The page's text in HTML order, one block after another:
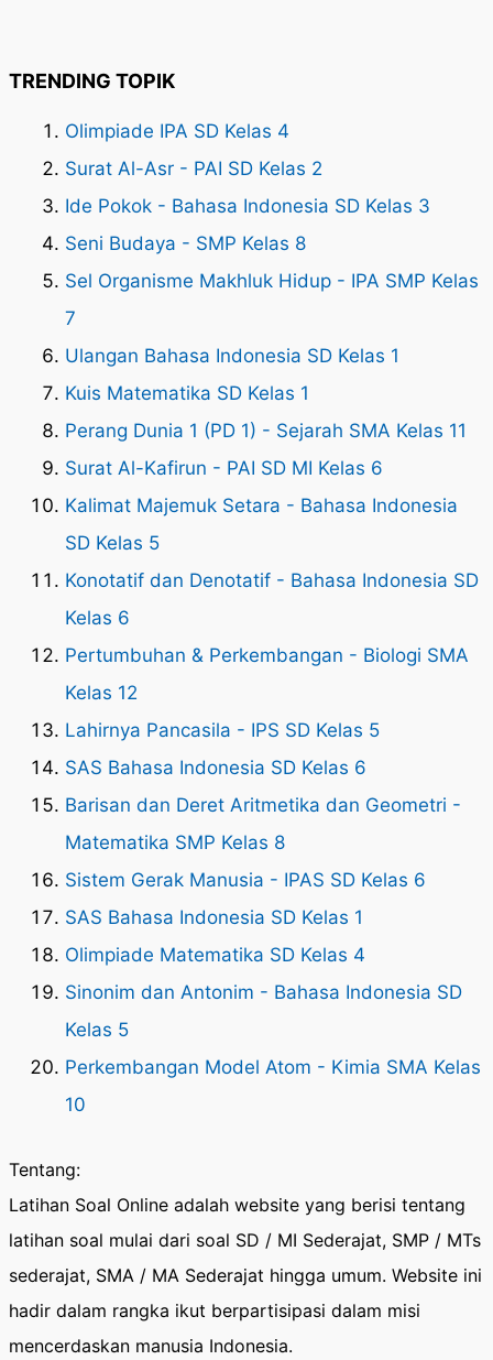
TRENDING TOPIK
Olimpiade IPA SD Kelas 4
Surat Al-Asr - PAI SD Kelas 2
Ide Pokok - Bahasa Indonesia SD Kelas 3
Seni Budaya - SMP Kelas 8
Sel Organisme Makhluk Hidup - IPA SMP Kelas
7
Ulangan Bahasa Indonesia SD Kelas 1
Kuis Matematika SD Kelas 1
Perang Dunia 1 (PD 1) - Sejarah SMA Kelas 11
Surat Al-Kafirun - PAI SD MI Kelas 6
Kalimat Majemuk Setara - Bahasa Indonesia
SD Kelas 5
Konotatif dan Denotatif - Bahasa Indonesia SD
Kelas 6
Pertumbuhan & Perkembangan - Biologi SMA
Kelas 12
Lahirnya Pancasila - IPS SD Kelas 5
SAS Bahasa Indonesia SD Kelas 6
Barisan dan Deret Aritmetika dan Geometri -
Matematika SMP Kelas 8
Sistem Gerak Manusia - IPAS SD Kelas 6
SAS Bahasa Indonesia SD Kelas 1
Olimpiade Matematika SD Kelas 4
Sinonim dan Antonim - Bahasa Indonesia SD
Kelas 5
Perkembangan Model Atom - Kimia SMA Kelas
10
Tentang:
Latihan Soal Online adalah website yang berisi tentang
latihan soal mulai dari soal SD / MI Sederajat, SMP / MTs
sederajat, SMA / MA Sederajat hingga umum. Website ini
hadir dalam rangka ikut berpartisipasi dalam misi
mencerdaskan manusia Indonesia.